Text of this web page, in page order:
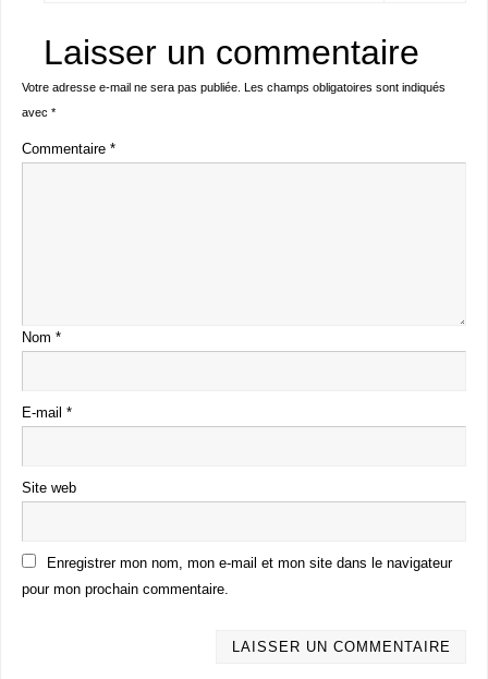
Laisser un commentaire
Votre adresse e-mail ne sera pas publiée. Les champs obligatoires sont indiqués
avec *
Commentaire *
Nom *
E-mail *
Site web
Enregistrer mon nom, mon e-mail et mon site dans le navigateur
pour mon prochain commentaire.